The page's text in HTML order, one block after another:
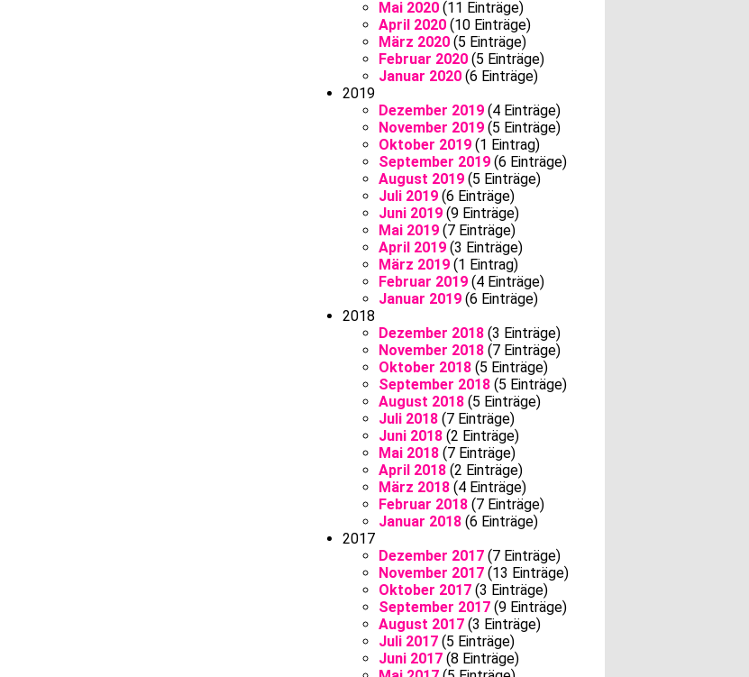
Mai 2020(11 Einträge)
April 2020(10 Einträge)
März 2020(5 Einträge)
Februar 2020(5 Einträge)
Januar 2020(6 Einträge)
2019
Dezember 2019(4 Einträge)
November 2019(5 Einträge)
Oktober 2019(1 Eintrag)
September 2019(6 Einträge)
August 2019(5 Einträge)
Juli 2019(6 Einträge)
Juni 2019(9 Einträge)
Mai 2019(7 Einträge)
April 2019(3 Einträge)
März 2019(1 Eintrag)
Februar 2019(4 Einträge)
Januar 2019(6 Einträge)
2018
Dezember 2018(3 Einträge)
November 2018(7 Einträge)
Oktober 2018(5 Einträge)
September 2018(5 Einträge)
August 2018(5 Einträge)
Juli 2018(7 Einträge)
Juni 2018(2 Einträge)
Mai 2018(7 Einträge)
April 2018(2 Einträge)
März 2018(4 Einträge)
Februar 2018(7 Einträge)
Januar 2018(6 Einträge)
2017
Dezember 2017(7 Einträge)
November 2017(13 Einträge)
Oktober 2017(3 Einträge)
September 2017(9 Einträge)
August 2017(3 Einträge)
Juli 2017(5 Einträge)
Juni 2017(8 Einträge)